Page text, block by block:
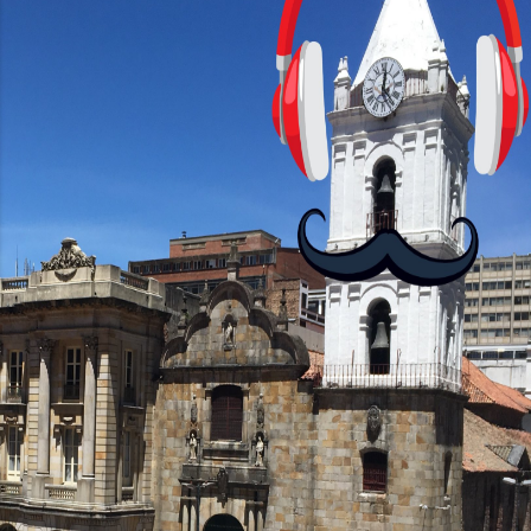
con personajes simpáticos y ayudas
visuales. ¿Será posible que una app que
antes nos enseñó francés, ahora nos
convierta en jugadores de ajedrez? Aún
no podrás jugar contra otros humanos
La aplicación Duolingo fue lanzada en
2012 y cuenta con más de 37 millones
de usuarios activos diarios. Desde 2022,
ha empeza...